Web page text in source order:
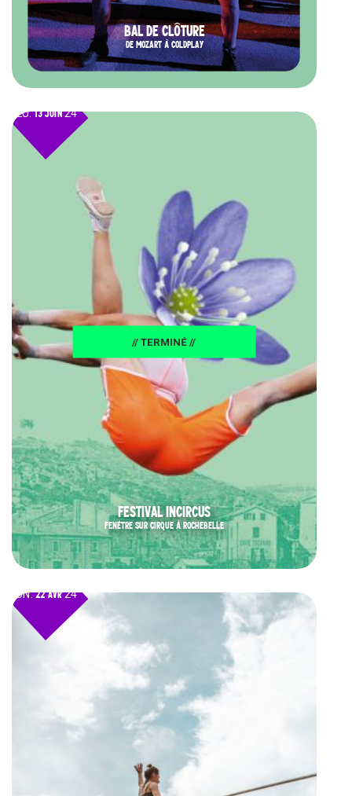
BAL DE CLÔTURE
DE MOZART À COLDPLAY
JEU.13 JUIN24
// TERMINÉ //
FESTIVAL INCIRCUS
FENÊTRE SUR CIRQUE À ROCHEBELLE
LUN.22 AVR24